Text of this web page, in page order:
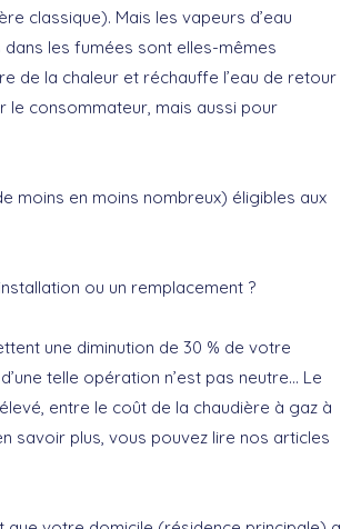
classique). Mais les vapeurs d’eau
les fumées sont elles-mêmes
de la chaleur et réchauffe l’eau de retour
le consommateur, mais aussi pour
moins en moins nombreux) éligibles aux
ou un remplacement ?
une diminution de 30 % de votre
telle opération n’est pas neutre… Le
entre le coût de la chaudière à gaz à
savoir plus, vous pouvez lire nos articles